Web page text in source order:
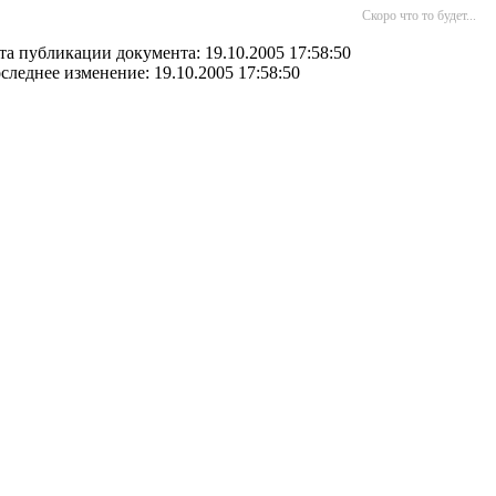
Скоро что то будет...
публикации документа: 19.10.2005 17:58:50
изменение: 19.10.2005 17:58:50